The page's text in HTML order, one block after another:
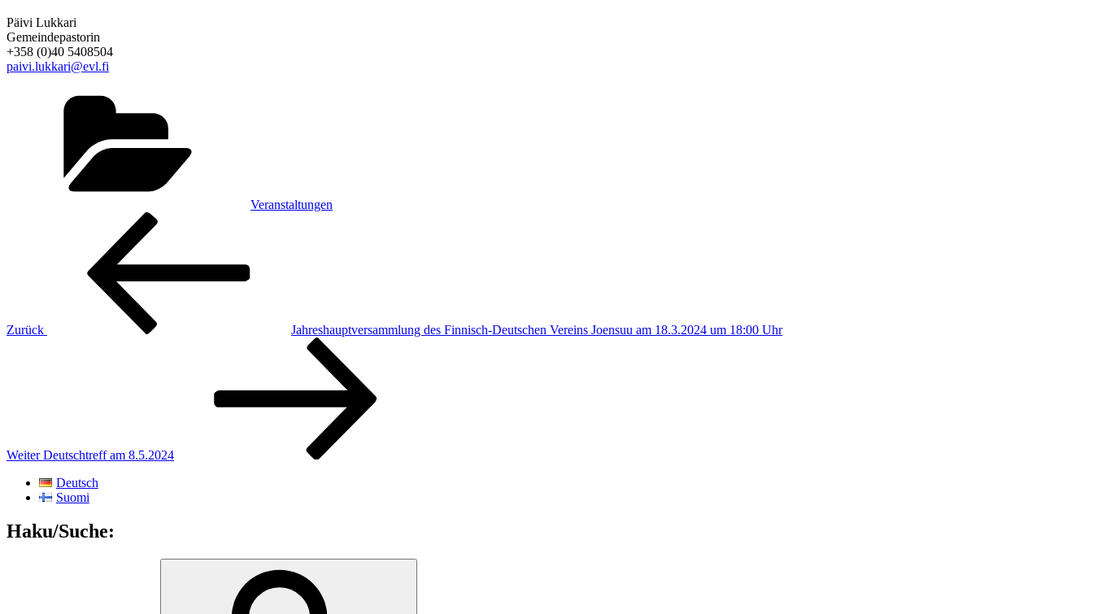
Päivi Lukkari
Gemeindepastorin
+358 (0)40 5408504
paivi.lukkari@evl.fi
Veranstaltungen
Beitragsnavigation
Zurück
Jahreshauptversammlung des Finnisch-Deutschen Vereins Joensuu am 18.3.2024 um 18:00 Uhr
Weiter Deutschtreff am 8.5.2024
Deutsch
Suomi
Haku/Suche: